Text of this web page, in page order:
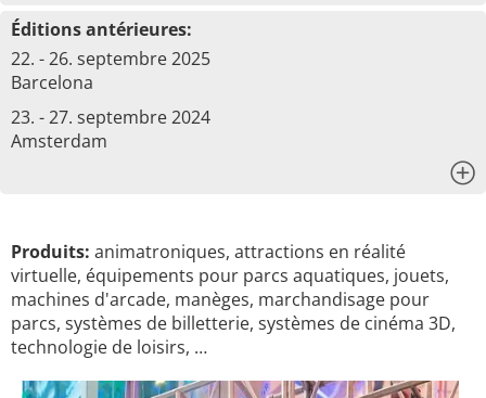
Éditions antérieures:
22. - 26. septembre 2025
Barcelona
23. - 27. septembre 2024
Amsterdam
Produits: animatroniques, attractions en réalité
virtuelle, équipements pour parcs aquatiques, jouets,
machines d'arcade, manèges, marchandisage pour
parcs, systèmes de billetterie, systèmes de cinéma 3D,
technologie de loisirs, …